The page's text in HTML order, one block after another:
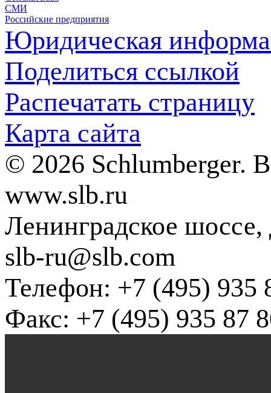
СМИ
Российские предприятия
Юридическая
Поделиться ссылкой
Распечатать страницу
Карта сайта
© 2026 Schlumberger.
www.slb.ru
Ленинградское
slb-ru@slb.com
Телефон: +7 (495) 935
Факс: +7 (495) 935 87